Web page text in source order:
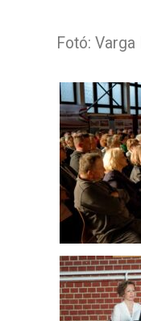
Fotó: Varga